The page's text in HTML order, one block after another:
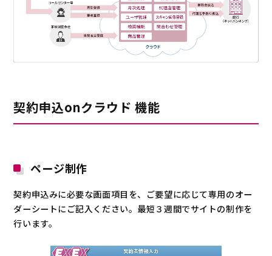
契約申込onクラウド 機能
ページ制作
契約申込みに必要な画面項目を、ご要望に応じて専用のオー
ダーシートにご記入ください。最短３週間でサイトの制作を
行います。